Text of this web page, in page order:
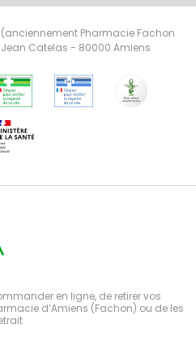
Pharmacie Fachon
Jean Catelas - 80000 Amiens
en ligne, de retirer vos
d’Amiens (Fachon) ou de les